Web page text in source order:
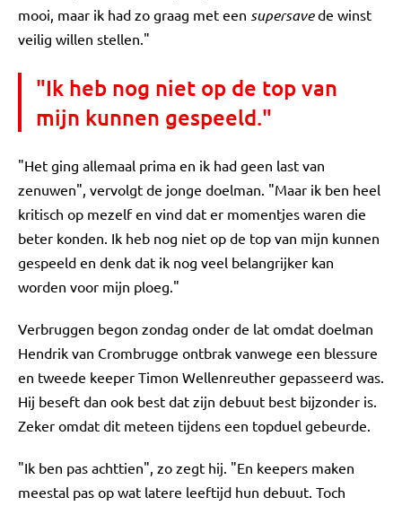
mooi, maar ik had zo graag met een supersavede winst
veilig willen stellen."
"Ik heb nog niet op de top van
mijn kunnen gespeeld."
"Het ging allemaal prima en ik had geen last van
zenuwen", vervolgt de jonge doelman. "Maar ik ben heel
kritisch op mezelf en vind dat er momentjes waren die
beter konden. Ik heb nog niet op de top van mijn kunnen
gespeeld en denk dat ik nog veel belangrijker kan
worden voor mijn ploeg."
Verbruggen begon zondag onder de lat omdat doelman
Hendrik van Crombrugge ontbrak vanwege een blessure
en tweede keeper Timon Wellenreuther gepasseerd was.
Hij beseft dan ook best dat zijn debuut best bijzonder is.
Zeker omdat dit meteen tijdens een topduel gebeurde.
"Ik ben pas achttien", zo zegt hij. "En keepers maken
meestal pas op wat latere leeftijd hun debuut. Toch